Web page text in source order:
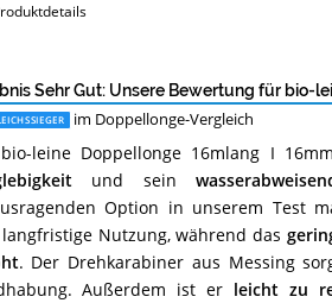
Sehr Gut: Unsere Bewertung für bio-
im Doppellonge-Vergleich
leine Doppellonge 16mlang I
und sein
Option in unserem Test
Nutzung, während das
. Der Drehkarabiner aus Messing
Außerdem ist er leicht zu